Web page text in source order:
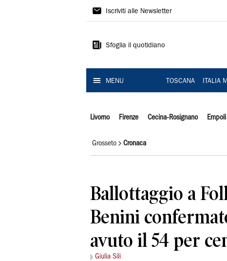
Il
Iscriviti alle Newsletter
Sfoglia il quotidiano
MENU TOSCANA ITALIA
Livorno Firenze Cecina-Rosignano Empoli
Grosseto Cronaca
Ballottaggio a
Benini
avuto il 54 per
Giulia Sili